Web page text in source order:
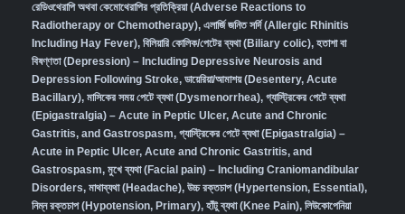
রেডিওথেরাপি অথবা কেমোথেরাপির প্রতিক্রিয়া (Adverse Reactions to
Radiotherapy or Chemotherapy), এলার্জি জনিত সর্দি (Allergic Rhinitis
Including Hay Fever), বিলিয়ারি কোলিক/পেটের ব্যথা (Biliary colic), হতাশা বা
বিষণ্ণতা (Depression) – Including Depressive Neurosis and
Depression Following Stroke, ডায়েরিয়া/আমাশয় (Desentery, Acute
Bacillary), মাসিকের সময় পেটে ব্যথা (Dysmenorrhea), গ্যাস্ট্রিকের পেটে ব্যথা
(Epigastralgia) – Acute in Peptic Ulcer, Acute and Chronic
Gastritis, and Gastrospasm, গ্যাস্ট্রিকের পেটে ব্যথা (Epigastralgia) –
Acute in Peptic Ulcer, Acute and Chronic Gastritis, and
Gastrospasm, মুখে ব্যথা (Facial pain) – Including Craniomandibular
Disorders, মাথাব্যথা (Headache), উচ্চ রক্তচাপ (Hypertension, Essential),
নিম্ন রক্তচাপ (Hypotension, Primary), হাঁটু ব্যথা (Knee Pain), লিউকোপেনিয়া